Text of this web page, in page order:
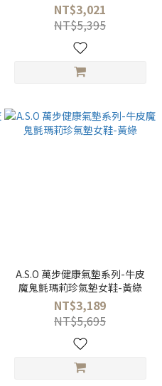
NT$3,021
NT$5,395
A.S.O 萬步健康氣墊系列-牛皮
魔鬼氈瑪莉珍氣墊女鞋-黃綠
NT$3,189
NT$5,695